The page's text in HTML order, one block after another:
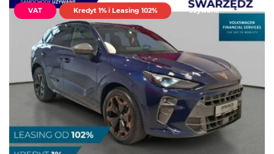
VAT Kredyt 1% i Leasing 102% Używane